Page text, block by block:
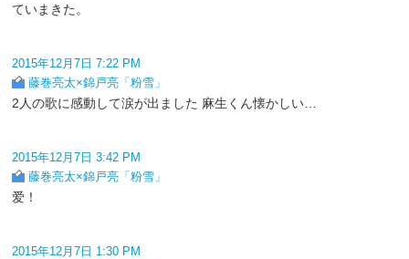
ていまきた。
2015年12月7日 7:22 PM
藤巻亮太×錦戸亮「粉雪」
2人の歌に感動して涙が出ました 麻生くん懐かしい…
2015年12月7日 3:42 PM
藤巻亮太×錦戸亮「粉雪」
爱！
2015年12月7日 1:30 PM